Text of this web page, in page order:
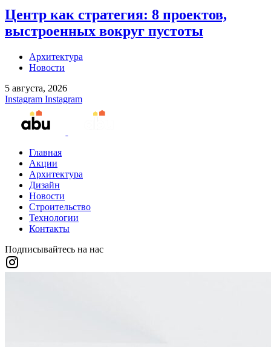
Центр как стратегия: 8 проектов,
выстроенных вокруг пустоты
Архитектура
Новости
5 августа, 2026
Instagram Instagram
Главная
Акции
Архитектура
Дизайн
Новости
Строительство
Технологии
Контакты
Подписывайтесь на нас